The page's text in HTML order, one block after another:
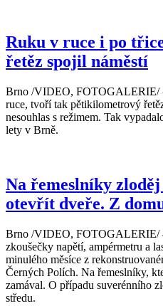
Ruku v ruce i po
řetěz spojil náměstí
Brno /VIDEO, FOTOGALERIE/
ruce, tvoří tak pětikilometrový
nesouhlas s režimem. Tak
lety v Brně.
Na řemeslníky
otevřít dveře. Z
Brno /VIDEO, FOTOGALERIE/
zkoušečky napětí, ampérmetru a
minulého měsíce z
Černých Polích. Na řemeslníky,
zamával. O případu suverénního
středu.